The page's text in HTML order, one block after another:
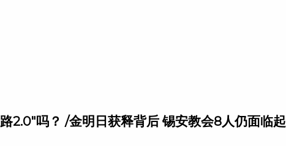
2.0"吗？ /金明日获释背后 锡安教会8人仍面临